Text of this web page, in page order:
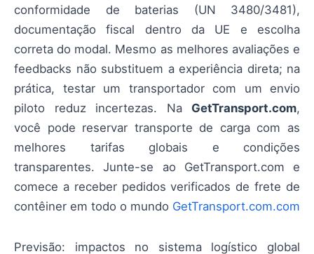
conformidade de baterias (UN 3480/3481),
documentação fiscal dentro da UE e escolha
correta do modal. Mesmo as melhores avaliações e
feedbacks não substituem a experiência direta; na
prática, testar um transportador com um envio
piloto reduz incertezas. Na GetTransport.com,
você pode reservar transporte de carga com as
melhores tarifas globais e condições
transparentes. Junte-se ao GetTransport.com e
comece a receber pedidos verificados de frete de
contêiner em todo o mundo GetTransport.com.com
Previsão: impactos no sistema logístico global